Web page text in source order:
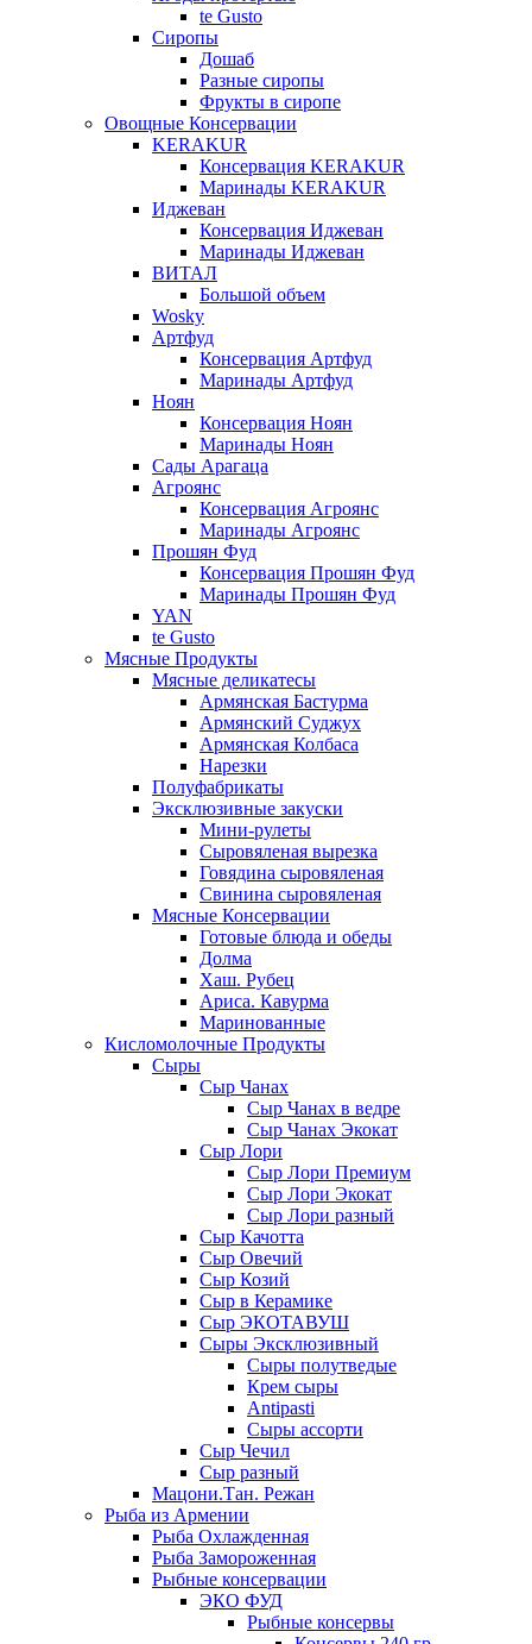
te Gusto
Сиропы
Дошаб
Разные сиропы
Фрукты в сиропе
Овощные Консервации
KERAKUR
Консервация KERAKUR
Маринады KERAKUR
Иджеван
Консервация Иджеван
Маринады Иджеван
ВИТАЛ
Большой объем
Wosky
Артфуд
Консервация Артфуд
Маринады Артфуд
Ноян
Консервация Ноян
Маринады Ноян
Сады Арагаца
Агроянс
Консервация Агроянс
Маринады Агроянс
Прошян Фуд
Консервация Прошян Фуд
Маринады Прошян Фуд
YAN
te Gusto
Мясные Продукты
Мясные деликатесы
Армянская Бастурма
Армянский Суджух
Армянская Колбаса
Нарезки
Полуфабрикаты
Эксклюзивные закуски
Мини-рулеты
Сыровяленая вырезка
Говядина сыровяленая
Свинина сыровяленая
Мясные Консервации
Готовые блюда и обеды
Долма
Хаш. Рубец
Ариса. Кавурма
Маринованные
Кисломолочные Продукты
Сыры
Сыр Чанах
Сыр Чанах в ведре
Сыр Чанах Экокат
Сыр Лори
Сыр Лори Премиум
Сыр Лори Экокат
Сыр Лори разный
Сыр Качотта
Сыр Овечий
Сыр Козий
Сыр в Керамике
Сыр ЭКОТАВУШ
Сыры Эксклюзивный
Сыры полутведые
Крем сыры
Antipasti
Сыры ассорти
Сыр Чечил
Сыр разный
Мацони.Тан. Режан
Рыба из Армении
Рыба Охлажденная
Рыба Замороженная
Рыбные консервации
ЭКО ФУД
Рыбные консервы